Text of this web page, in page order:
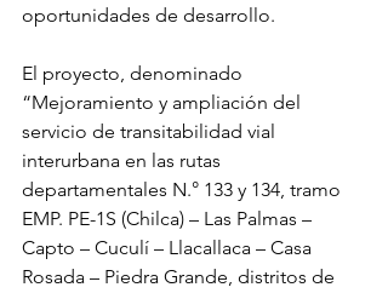
oportunidades de desarrollo.
El proyecto, denominado
“Mejoramiento y ampliación del
servicio de transitabilidad vial
interurbana en las rutas
departamentales N.° 133 y 134, tramo
EMP. PE-1S (Chilca) – Las Palmas –
Capto – Cuculí – Llacallaca – Casa
Rosada – Piedra Grande, distritos de